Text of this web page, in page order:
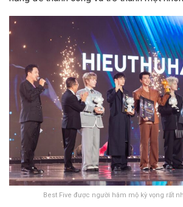
Best Five được người hâm mộ kỳ vọng rất